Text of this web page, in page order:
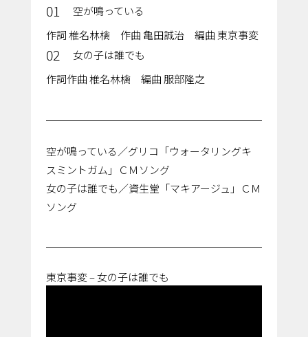
01
空が鳴っている
作詞 椎名林檎 作曲 亀田誠治 編曲 東京事変
02
女の子は誰でも
作詞作曲 椎名林檎 編曲 服部隆之
空が鳴っている／グリコ「ウォータリングキ
スミントガム」ＣＭソング
女の子は誰でも／資生堂「マキアージュ」ＣＭ
ソング
東京事変 – 女の子は誰でも